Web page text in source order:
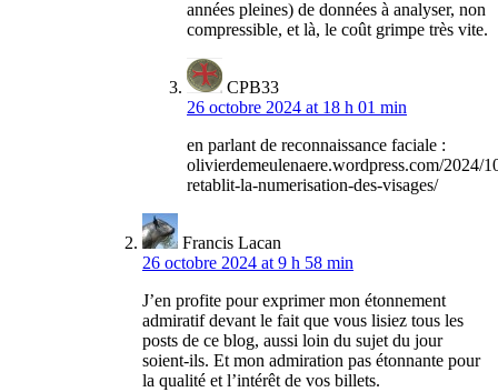
années pleines) de données à analyser, non
compressible, et là, le coût grimpe très vite.
CPB33
26 octobre 2024 at 18 h 01 min
en parlant de reconnaissance faciale :
olivierdemeulenaere.wordpress.com/2024/
retablit-la-numerisation-des-visages/
Francis Lacan
26 octobre 2024 at 9 h 58 min
J’en profite pour exprimer mon étonnement
admiratif devant le fait que vous lisiez tous les
posts de ce blog, aussi loin du sujet du jour
soient-ils. Et mon admiration pas étonnante pour
la qualité et l’intérêt de vos billets.